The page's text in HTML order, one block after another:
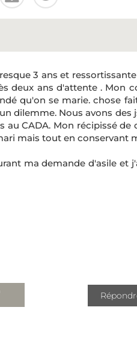
3 ans et
deux ans d'attente . Mon
qu'on se marie. chose
dilemme. Nous avons
CADA. Mon récipissé
mais tout en conservant
ma demande d'asile et